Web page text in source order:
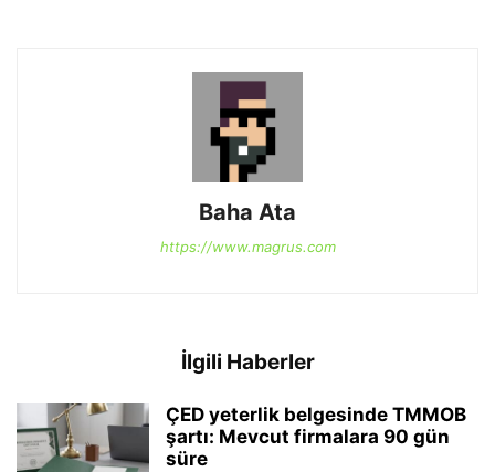
Baha Ata
https://www.magrus.com
İlgili Haberler
ÇED yeterlik belgesinde TMMOB
şartı: Mevcut firmalara 90 gün
süre